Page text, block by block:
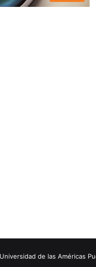
de las Américas